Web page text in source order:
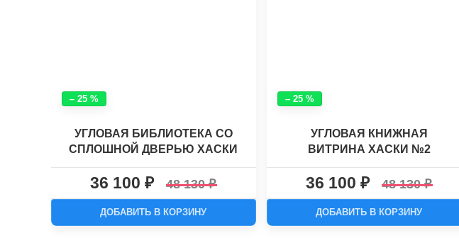
– 25 %
УГЛОВАЯ БИБЛИОТЕКА СО
СПЛОШНОЙ ДВЕРЬЮ ХАСКИ
№4-1
36 100 48 130
ДОБАВИТЬ В КОРЗИНУ
– 25 %
УГЛОВАЯ КНИЖНАЯ
ВИТРИНА ХАСКИ №2
36 100 48 130
ДОБАВИТЬ В КОРЗИНУ